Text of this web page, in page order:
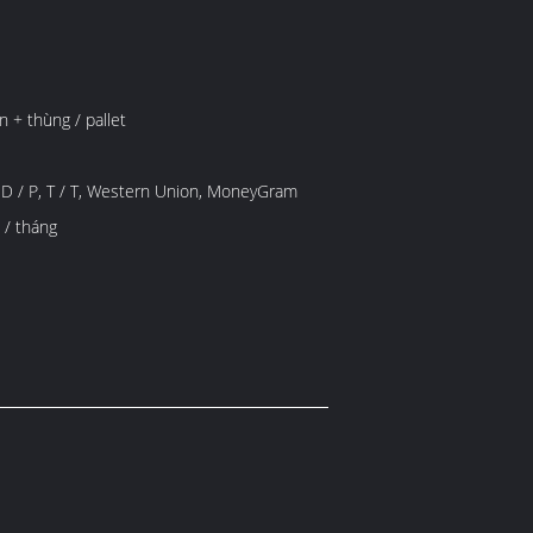
+ thùng / pallet
/ P, T / T, Western Union, MoneyGram
/ tháng